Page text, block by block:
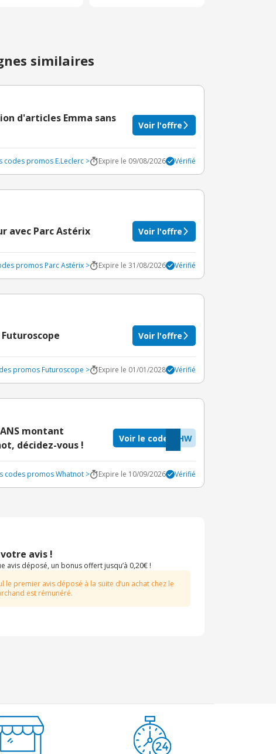
similaires
d'articles Emma sans
Voir l'offre
codes promos E.Leclerc > Expire le 09/08/2026 Vérifié
avec Parc Astérix Voir l'offre
promos Parc Astérix > Expire le 31/08/2026 Vérifié
Voir l'offre
promos Futuroscope > Expire le 01/01/2028 Vérifié
montant
décidez-vous !
NHW
Voir le code
codes promos Whatnot > Expire le 10/09/2026 Vérifié
avis !
avis déposé, un bonus offert jusqu’à 0,20€ !
le premier avis déposé à la suite d’un achat chez le
est rémunéré.